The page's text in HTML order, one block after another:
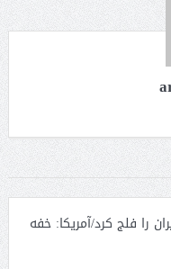
را فلج کرد/آمریکا: خفه